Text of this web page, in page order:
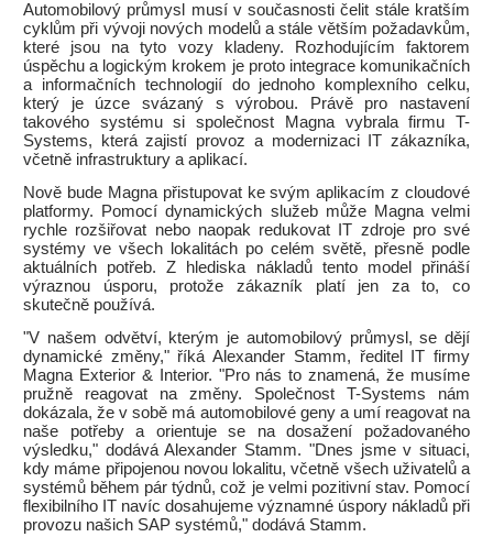
Automobilový průmysl musí v současnosti čelit stále kratším
cyklům při vývoji nových modelů a stále větším požadavkům,
které jsou na tyto vozy kladeny. Rozhodujícím faktorem
úspěchu a logickým krokem je proto integrace komunikačních
a informačních technologií do jednoho komplexního celku,
který je úzce svázaný s výrobou. Právě pro nastavení
takového systému si společnost Magna vybrala firmu T-
Systems, která zajistí provoz a modernizaci IT zákazníka,
včetně infrastruktury a aplikací.
Nově bude Magna přistupovat ke svým aplikacím z cloudové
platformy. Pomocí dynamických služeb může Magna velmi
rychle rozšiřovat nebo naopak redukovat IT zdroje pro své
systémy ve všech lokalitách po celém světě, přesně podle
aktuálních potřeb. Z hlediska nákladů tento model přináší
výraznou úsporu, protože zákazník platí jen za to, co
skutečně používá.
"V našem odvětví, kterým je automobilový průmysl, se dějí
dynamické změny," říká Alexander Stamm, ředitel IT firmy
Magna Exterior & Interior. "Pro nás to znamená, že musíme
pružně reagovat na změny. Společnost T-Systems nám
dokázala, že v sobě má automobilové geny a umí reagovat na
naše potřeby a orientuje se na dosažení požadovaného
výsledku," dodává Alexander Stamm. "Dnes jsme v situaci,
kdy máme připojenou novou lokalitu, včetně všech uživatelů a
systémů během pár týdnů, což je velmi pozitivní stav. Pomocí
flexibilního IT navíc dosahujeme významné úspory nákladů při
provozu našich SAP systémů," dodává Stamm.